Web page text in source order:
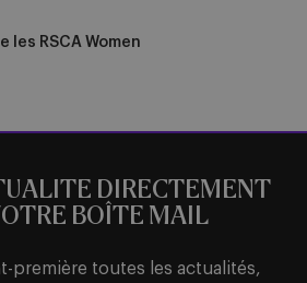
RSCA Women
DIRECTEMENT
BOÎTE MAIL
première toutes les actualités,